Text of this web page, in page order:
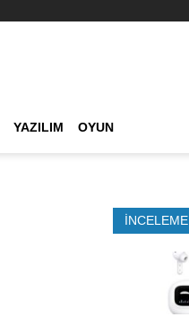
YAZILIM OYUN
İNCELEME